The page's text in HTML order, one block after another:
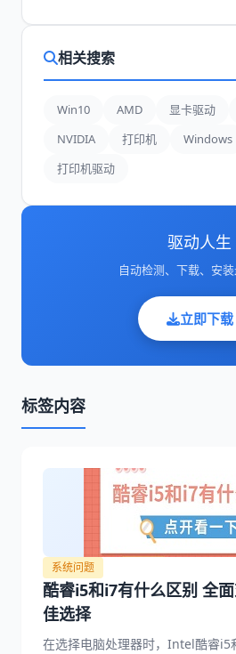
标签内容
系统问题
酷睿i5和i7有什么区别 全
佳选择
在选择电脑处理器时，Intel酷睿i5
相关搜索
Win10 AMD 显卡驱动
NVIDIA
打印机 Windows
打印机驱动
驱动人生
自动检测、下载、安
立即下载